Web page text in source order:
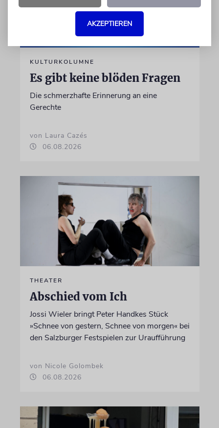
KULTURKOLUMNE
Es gibt keine blöden Fragen
Die schmerzhafte Erinnerung an eine
Gerechte
von Laura Cazés
06.08.2026
THEATER
Abschied vom Ich
Jossi Wieler bringt Peter Handkes Stück
»Schnee von gestern, Schnee von morgen« bei
den Salzburger Festspielen zur Uraufführung
von Nicole Golombek
06.08.2026
AKZEPTIEREN